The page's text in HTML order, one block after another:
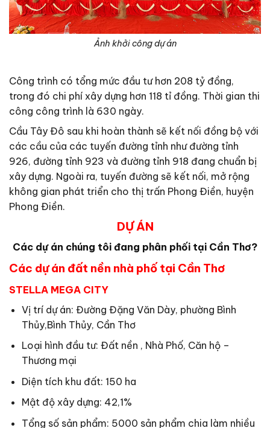
Ảnh khởi công dự án
Công trình có tổng mức đầu tư hơn 208 tỷ đồng,
trong đó chi phí xây dựng hơn 118 tỉ đồng. Thời gian thi
công công trình là 630 ngày.
Cầu Tây Đô sau khi hoàn thành sẽ kết nối đồng bộ với
các cầu của các tuyến đường tỉnh như đường tỉnh
926, đường tỉnh 923 và đường tỉnh 918 đang chuẩn bị
xây dựng. Ngoài ra, tuyến đường sẽ kết nối, mở rộng
không gian phát triển cho thị trấn Phong Điền, huyện
Phong Điền.
DỰ ÁN
Các dự án chúng tôi đang phân phối tại Cần Thơ?
Các dự án đất nền nhà phố tại Cần Thơ
STELLA MEGA CITY
Vị trí dự án: Đường Đặng Văn Dày, phường Bình
Thủy,Bình Thủy, Cần Thơ
Loại hình đầu tư: Đất nền , Nhà Phố, Căn hộ –
Thương mại
Diện tích khu đất: 150 ha
Mật độ xây dựng: 42,1%
Tổng số sản phẩm: 5000 sản phẩm chia làm nhiều